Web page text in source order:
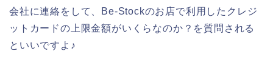
会社に連絡をして、Be-Stockのお店で利用したクレジ
ットカードの上限金額がいくらなのか？を質問される
といいですよ♪